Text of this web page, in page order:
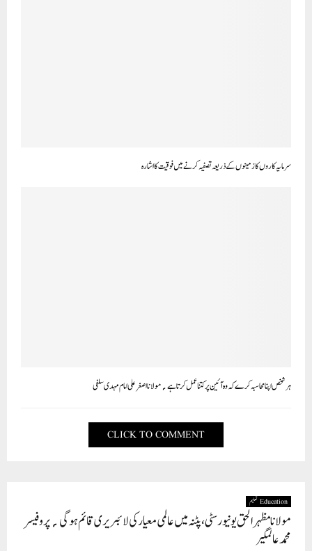
سرمایہ کاروں کا زمینوں کے ذریعہ تصفیہ کرنے میں فوقیت کا اشارہ
ہر شخص اپنا محاسبہ کرے کہ وہ آئین پر کتنا عمل کرتا ہے؍ مولانا اصغرعلی امام مہدی سلفی
CLICK TO COMMENT
Education تعلیم
مولانا مظہر الحق یونیورسٹی،پٹنہ میں عالمی معیار کی لائبریری قائم ہوگی؍پروفیسر
محمد عالمگیر